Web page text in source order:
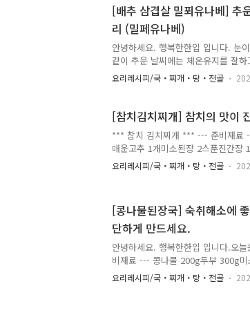
물에 가볍게 씻고 헹구어주세요. 소
10분정도만 끓여주세요. 흐르는 물
소뼈를 냄비에 넣어주세요.(* 방금
은 후 사용해주세요.) 소뼈 위에 소꼬
[배추 삼겹살 밀푀유나베] 추
리 (밀페유나베)
안녕하세요. 행복한한입 입니다. 눈
같이 추운 날씨에는 체온유지를 잘
이 만드는 전골요리를 준비했습니
료 --- 배추1/4개 (320g)대패삼겹살
스푼뜨거운물 500ml선호하는 간장
정도 너비로 잘라서 준비해주세요.돼
준비해주세요. 배추, 삼겹살 순으로
로 잘라주세요. 잘라준 재료를 냄비
요리레시피/국・찌개・탕・전골
[참치김치찌개] 참치의 맛이
*** 참치 김치찌개 *** --- 준비재료
매운고추 1개미소된장 2스푼진간
히 두르고 중간 보다 조금 약한 불에
조림의 참치액만 첨가해서 계속 볶
요. 두부를 먹기 좋은 크기로 썰어
줍니다. 매운맛을 더해 주고 싶으면
간을 보며 선호하는 만큼 졸여주세요.
요리레시피/국・찌개・탕・전골
[콩나물된장국] 숙취해소에
단하게 만드세요.
안녕하세요. 행복한한입 입니다.오
비재료 --- 콩나물 200g두부 300g
콩나물 두줌정도 깨끗이 씻어서 냄
물이 끓어 오르면 미소된장을 크게
다.) 거품과 불순물이 어느정도 제
좋은 적당한 크기로 잘라서 넣어주
요리레시피/국・찌개・탕・전골